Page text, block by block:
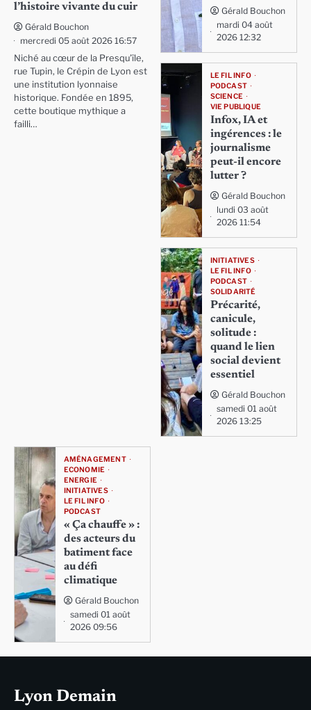
l’histoire vivante du cuir
Gérald Bouchon
mercredi 05 août 2026 16:57
Niché au cœur de la Presqu'île,
rue Tupin, le Crépin de Lyon est
une institution lyonnaise
historique. Fondée en 1895,
cette boutique mythique a
failli…
Gérald Bouchon
mardi 04 août
2026 12:32
LE FIL INFO
PODCAST
SCIENCE
VIE PUBLIQUE
Infox, IA et
ingérences : le
journalisme
peut-il encore
lutter ?
Gérald Bouchon
lundi 03 août
2026 11:54
INITIATIVES
LE FIL INFO
PODCAST
SOLIDARITÉ
Précarité,
canicule,
solitude :
quand le lien
social devient
essentiel
Gérald Bouchon
samedi 01 août
2026 13:25
AMÉNAGEMENT
ECONOMIE
ENERGIE
INITIATIVES
LE FIL INFO
PODCAST
« Ça chauffe » :
des acteurs du
batiment face
au défi
climatique
Gérald Bouchon
samedi 01 août
2026 09:56
Lyon Demain